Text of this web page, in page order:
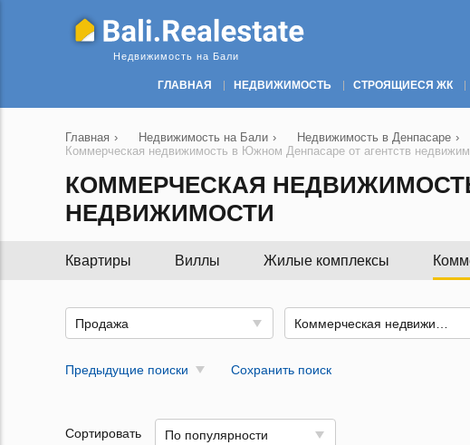
Недвижимость на Бали
ГЛАВНАЯ НЕДВИЖИМОСТЬ СТРОЯЩИЕСЯ ЖК
Главная › Недвижимость на Бали › Недвижимость в Денпасаре ›
Коммерческая недвижимость в Южном Денпасаре от агентств
КОММЕРЧЕСКАЯ
НЕДВИЖИМОСТИ
Квартиры Виллы Жилые комплексы
Продажа
Предыдущие поиски Сохранить поиск
Сортировать По популярности